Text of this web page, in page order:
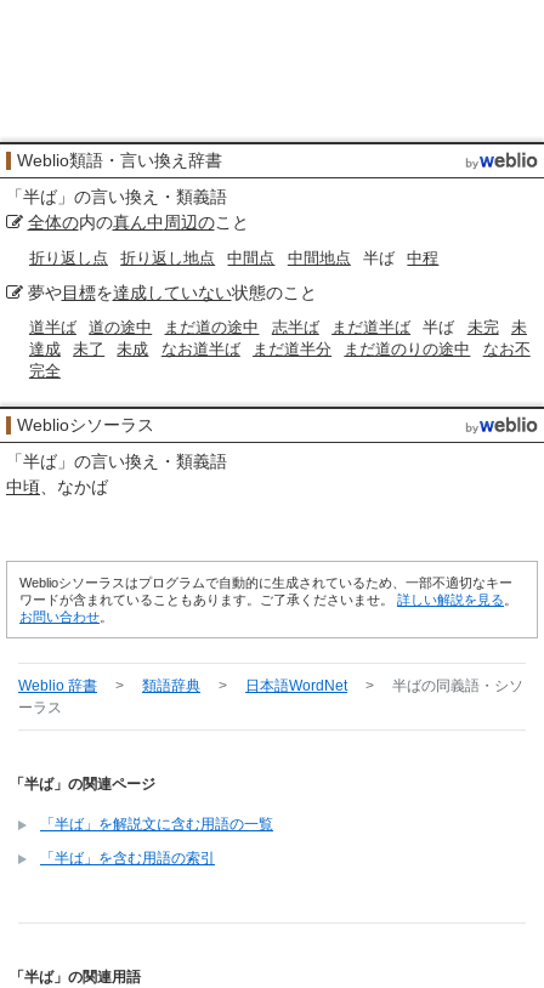
Weblio類語・言い換え辞書
「半ば 」の言い換え・類義語
全体の内の真ん中 周辺のこと
折り返し点 折り返し地点 中間点 中間地点 半ば 中程
夢や目標を達成していない状態のこと
道半ば 道の途中 まだ道の途中 志半ば まだ道半ば 半ば 未完
未
達成
未了 未成 なお道半ば まだ道半分 まだ道のりの途中
なお不
完全
Weblioシソーラス
「半ば 」の言い換え・類義語
中頃
なかば
Weblioシソーラスはプログラムで自動的に生成されているため、一部不適切なキー
ワードが含まれていることもあります。ご了承くださいませ。 詳しい解説を見る
お問い合わせ
Weblio 辞書 > 類語辞典 > 日本語WordNet > 半ばの同義語・シソ
ーラス
「半ば」の関連ページ
「半ば」を解説文に含む用語の一覧
「半ば」を含む用語の索引
「半ば」の関連用語